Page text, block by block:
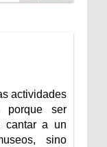
actividades
porque ser
cantar a un
sino